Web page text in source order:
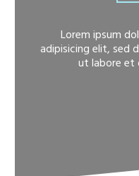
Lorem ipsum
adipisicing elit, sed
ut labore et